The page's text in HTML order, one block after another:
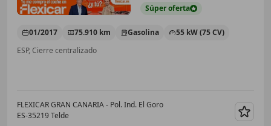
Súperoferta
01/2017 75.910 km Gasolina
55 kW (75 CV)
ESP, Cierre centralizado
FLEXICAR GRAN CANARIA - Pol. Ind. El Goro
ES-35219 Telde